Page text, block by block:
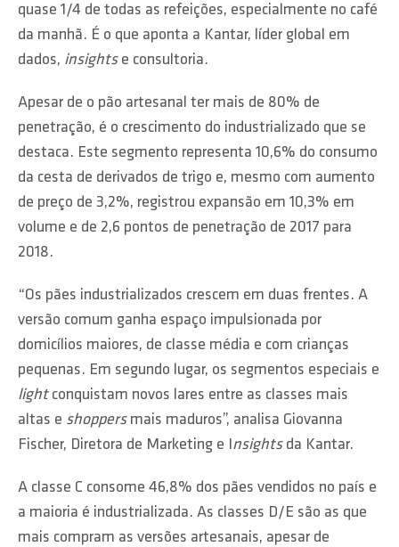
quase 1/4 de todas as refeições, especialmente no café
da manhã. É o que aponta a Kantar, líder global em
dados, insightse consultoria.
Apesar de o pão artesanal ter mais de 80% de
penetração, é o crescimento do industrializado que se
destaca. Este segmento representa 10,6% do consumo
da cesta de derivados de trigo e, mesmo com aumento
de preço de 3,2%, registrou expansão em 10,3% em
volume e de 2,6 pontos de penetração de 2017 para
2018.
“Os pães industrializados crescem em duas frentes. A
versão comum ganha espaço impulsionada por
domicílios maiores, de classe média e com crianças
pequenas. Em segundo lugar, os segmentos especiais e
lightconquistam novos lares entre as classes mais
altas e shoppersmais maduros”, analisa Giovanna
Fischer, Diretora de Marketing e Insights da Kantar.
A classe C consome 46,8% dos pães vendidos no país e
a maioria é industrializada. As classes D/E são as que
mais compram as versões artesanais, apesar de